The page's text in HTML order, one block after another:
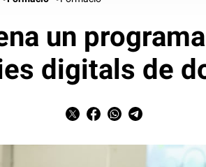
un
digitals de